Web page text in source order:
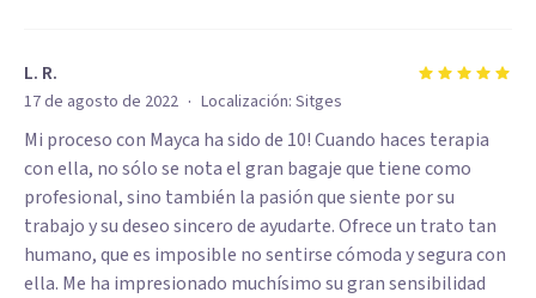
L. R.
17 de agosto de 2022 · Localización: Sitges
Mi proceso con Mayca ha sido de 10! Cuando haces terapia
con ella, no sólo se nota el gran bagaje que tiene como
profesional, sino también la pasión que siente por su
trabajo y su deseo sincero de ayudarte. Ofrece un trato tan
humano, que es imposible no sentirse cómoda y segura con
ella. Me ha impresionado muchísimo su gran sensibilidad